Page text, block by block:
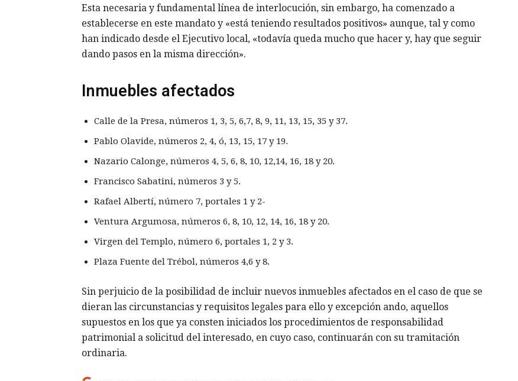
Esta necesaria y fundamental línea de interlocución, sin embargo, ha comenzado a
establecerse en este mandato y «está teniendo resultados positivos» aunque, tal y como
han indicado desde el Ejecutivo local, «todavía queda mucho que hacer y, hay que seguir
dando pasos en la misma dirección».
Inmuebles afectados
Calle de la Presa, números 1, 3, 5, 6,7, 8, 9, 11, 13, 15, 35 y 37.
Pablo Olavide, números 2, 4, ó, 13, 15, 17 y 19.
Nazario Calonge, números 4, 5, 6, 8, 10, 12,14, 16, 18 y 20.
Francisco Sabatini, números 3 y 5.
Rafael Albertí, número 7, portales 1 y 2-
Ventura Argumosa, números 6, 8, 10, 12, 14, 16, 18 y 20.
Virgen del Templo, número 6, portales 1, 2 y 3.
Plaza Fuente del Trébol, números 4,6 y 8.
Sin perjuicio de la posibilidad de incluir nuevos inmuebles afectados en el caso de que se
dieran las circunstancias y requisitos legales para ello y excepción ando, aquellos
supuestos en los que ya consten iniciados los procedimientos de responsabilidad
patrimonial a solicitud del interesado, en cuyo caso, continuarán con su tramitación
ordinaria.